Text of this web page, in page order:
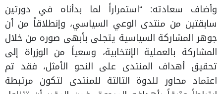
وأضاف سعادته: “استمراراً لما بدأناه في دورتين
سابقتين من منتدى الوعي السياسي، وإنطلاقاً من أن
جوهر المشاركة السياسية يتجلى بأبهى صوره من خلال
المشاركة بالعملية الإنتخابية، وسعياً من الوزراة إلى
تحقيق أهداف المنتدى على النحو الأمثل، فقد تم
اعتماد محاور للدوة الثالثة للمنتدى لتكون مرتبطة